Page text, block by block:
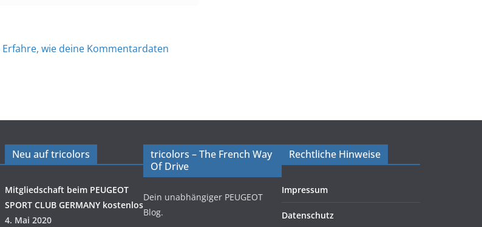
Erfahre, wie deine Kommentardaten
Neu auf tricolors
Mitgliedschaft beim PEUGEOT
SPORT CLUB GERMANY kostenlos
4. Mai 2020
tricolors – The French Way
Of Drive
Dein unabhängiger PEUGEOT
Blog.
Rechtliche Hinweise
Impressum
Datenschutz